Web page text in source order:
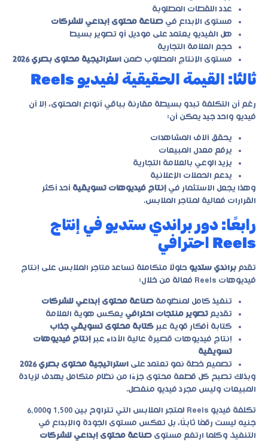
عدد اللقطات المطلوبة
مستوى الإبداع في صناعة محتوى إبداعي للشركات
هل الفيديو يعتمد على موديل أو تصوير بسيط
حجم العلامة التجارية
مستوى الإنتاج المطلوب ضمن استراتيجية محتوى بصري 2026
ثالثًا: القيمة الحقيقية لفيديو Reels
رغم أن التكلفة تبدو بسيطة مقارنة بباقي أنواع المحتوى، إلا أن
فيديو واحد جيد يمكن أن:
يحقق آلاف المشاهدات
يرفع معدل المبيعات
يزيد الوعي بالعلامة التجارية
يدعم الحملات الإعلانية
وهذا يجعل الاستثمار في إنتاج فيديوهات تسويقية أحد أكثر
القرارات فعالية لمتاجر الملابس.
رابعًا: دور براندي ستديو في إنتاج
Reels احترافي
تقدم براندي ستديو حلولًا متكاملة تساعد متاجر الملابس على إنتاج
فيديوهات Reels فعالة من خلال:
تنفيذ كامل لمنظومة صناعة محتوى إبداعي للشركات
تقديم تصوير منتجات احترافي يعكس هوية العلامة
كتابة أفكار قوية عبر كتابة محتوى تسويقي جذاب
إنتاج فيديوهات قصيرة عالية الأداء عبر إنتاج فيديوهات
تسويقية
تصميم خطة نمو تعتمد على استراتيجية محتوى بصري 2026
وبذلك تصبح كل قطعة محتوى جزءًا من نظام متكامل يهدف لزيادة
المبيعات وليس مجرد فيديو منفصل.
تكلفة فيديو Reels لمتجر الملابس التي تتراوح بين 1,500 و6,000
جنيه ليست رقمًا ثابتًا، بل تعكس مستوى الجودة والإبداع في
التنفيذ. وكلما ارتفع مستوى صناعة محتوى إبداعي للشركات